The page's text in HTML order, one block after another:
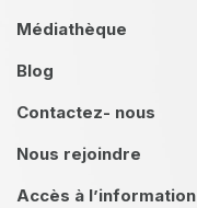
Médiathèque
Blog
Contactez- nous
Nous rejoindre
Accès à l’information